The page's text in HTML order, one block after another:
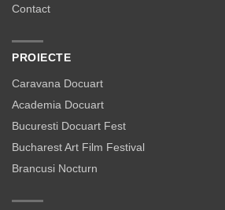
Contact
PROIECTE
Caravana Docuart
Academia Docuart
Bucuresti Docuart Fest
Bucharest Art Film Festival
Brancusi Nocturn